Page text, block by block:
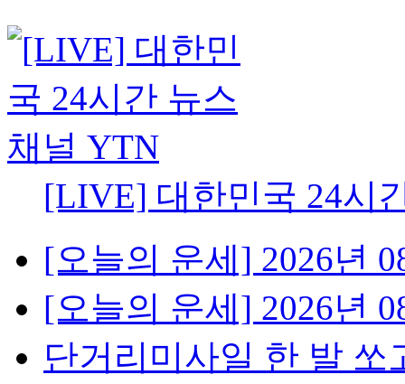
[LIVE] 대한민국 24시
[오늘의 운세] 2026년
[오늘의 운세] 2026년
단거리미사일 한 발 쏘